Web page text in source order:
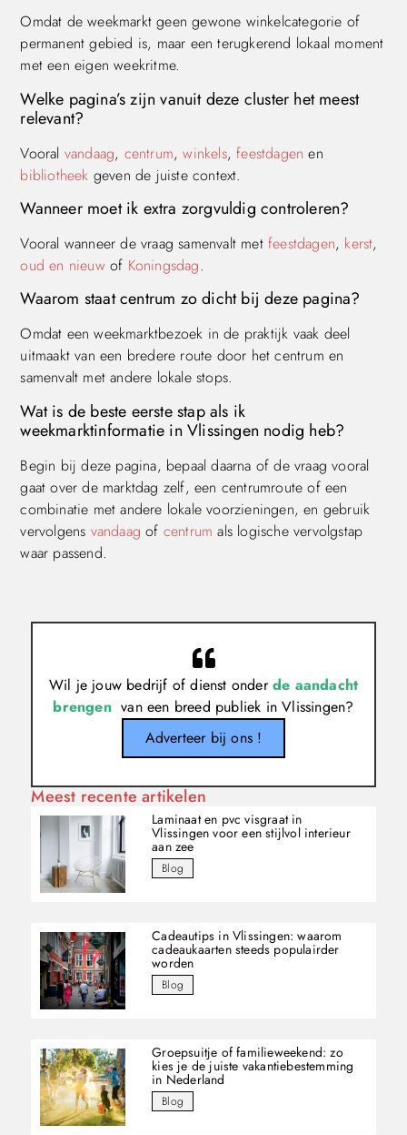
Omdat de weekmarkt geen gewone winkelcategorie of
permanent gebied is, maar een terugkerend lokaal moment
met een eigen weekritme.
Welke pagina’s zijn vanuit deze cluster het meest
relevant?
Vooral vandaag, centrum,winkels, feestdagen en
bibliotheek geven de juiste context.
Wanneer moet ik extra zorgvuldig controleren?
Vooral wanneer de vraag samenvalt met feestdagen, kerst,
oud en nieuw of Koningsdag.
Waarom staat centrum zo dicht bij deze pagina?
Omdat een weekmarktbezoek in de praktijk vaak deel
uitmaakt van een bredere route door het centrum en
samenvalt met andere lokale stops.
Wat is de beste eerste stap als ik
weekmarktinformatie in Vlissingen nodig heb?
Begin bij deze pagina, bepaal daarna of de vraag vooral
gaat over de marktdag zelf, een centrumroute of een
combinatie met andere lokale voorzieningen, en gebruik
vervolgens vandaag of centrum als logische vervolgstap
waar passend.
Wil je jouw bedrijf of dienst onderde aandacht
brengenvan een breed publiek in Vlissingen?
Adverteer bij ons !
Meest recente artikelen
Laminaat en pvc visgraat in
Vlissingen voor een stijlvol interieur
aan zee
Blog
Cadeautips in Vlissingen: waarom
cadeaukaarten steeds populairder
worden
Blog
Groepsuitje of familieweekend: zo
kies je de juiste vakantiebestemming
in Nederland
Blog